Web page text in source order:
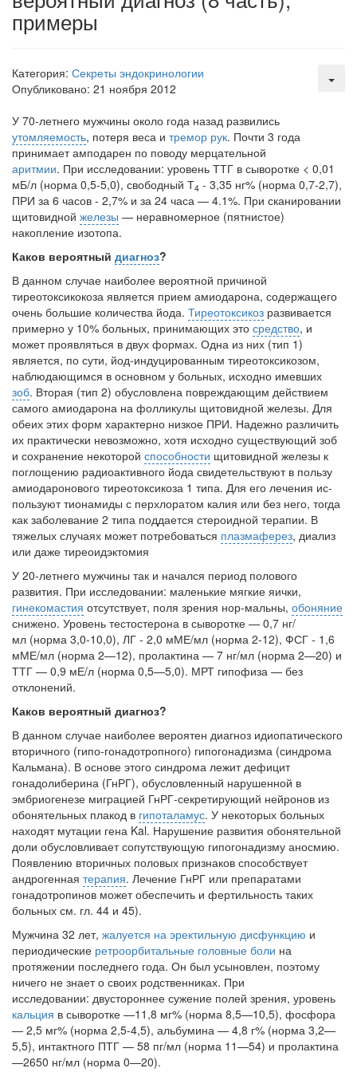
Местная анестезия развивает кардиотоксичность
тревожную статистику. Она
роста сопутствующих
осложнений от...
Закон о праве родителей находиться с детьми в
реанимации внесен в Госдуму
палату на
рассмотрение. Суть его
заключается в
нахождении одного из
родителей в
больничной палате
бесплатно, в течении всего срока лечения...
примеры
Категория: Секреты эндокринологии
Опубликовано: 21 ноября 2012
У 70-летнего мужчины около года назад развились
утомляемость, потеря веса и тремор рук. Почти 3 года
принимает амподарен по поводу мерцательной
аритмии. При исследовании: уровень ТТГ в сыворотке < 0,01
мБ/л (норма 0,5-5,0), свободный Т4 - 3,35 нг% (норма 0,7-2,7),
ПРИ за 6 часов - 2,7% и за 24 часа — 4.1%. При сканировании
щитовидной железы — неравномерное (пятнистое)
накопление изотопа.
Каков вероятный диагноз?
В данном случае наиболее вероятной причиной
тиреотоксикокоза является при­ем амиодарона, содержащего
очень большие количества йода. Тиреотоксикоз разви­вается
примерно у 10% больных, принимающих это средство, и
может проявляться в двух формах. Одна из них (тип 1)
является, по сути, йод-индуцированным тирео­токсикозом,
наблюдающимся в основном у больных, исходно имевших
зоб. Вторая (тип 2) обусловлена повреждающим действием
самого амиодарона на фолликулы щитовидной железы. Для
обеих этих форм характерно низкое ПРИ. Надежно разли­чить
их практически невозможно, хотя исходно существующий зоб
и сохранение некоторой способности щитовидной железы к
поглощению радиоактивного йода сви­детельствуют в пользу
амиодаронового тиреотоксикоза 1 типа. Для его лечения ис­
пользуют тионамиды с перхлоратом калия или без него, тогда
как заболевание 2 ти­па поддается стероидной терапии. В
тяжелых случаях может потребоваться плазмаферез, диализ
или даже тиреоидэктомия
У 20-летнего мужчины так и начался период полового
развития. При исследовании: маленькие мягкие яички,
гинекомастия отсутствует, поля зрения нор-мальны, обоняние
снижено. Уровень тестостерона в сыворотке — 0,7 нг/
мл (норма 3,0-10,0), ЛГ - 2,0 мМЕ/мл (норма 2-12), ФСГ - 1,6
мМЕ/мл (норма 2—12), пролактина — 7 нг/мл (норма 2—20) и
ТТГ — 0,9 мЕ/л (норма 0,5—5,0). МРТ гипофиза — без
отклонений.
Каков вероятный диагноз?
В данном случае наиболее вероятен диагноз идиопатического
вторичного (гипо-гонадотропного) гипогонадизма (синдрома
Кальмана). В основе этого синдрома ле­жит дефицит
гонадолиберина (ГнРГ), обусловленный нарушенной в
эмбриогенезе миграцией ГнРГ-секретирующий нейронов из
обонятельных плакод в гипоталамус. У некоторых больных
находят мутации гена Kal. Нарушение развития обонятель­ной
доли обусловливает сопутствующую гипогонадизму аносмию.
Появлению вто­ричных половых признаков способствует
андрогенная терапия. Лечение ГнРГ или препаратами
гонадотропинов может обеспечить и фертильность таких
больных см. гл. 44 и 45).
Мужчина 32 лет, жалуется на эректильную дисфункцию и
периодические ретроорбитальные головные боли на
протяжении последнего года. Он был усыновлен, поэтому
ничего не знает о своих родственниках. При
исследовании: двустороннее сужение полей зрения, уровень
кальция в сыворотке —11,8 мг% (норма 8,5—10,5), фосфора
— 2,5 мг% (норма 2,5-4,5), альбумина — 4,8 г% (норма 3,2—
5,5), интактного ПТГ — 58 пг/мл (норма 11—54) и пролактина
—2650 нг/мл (норма 0—20).